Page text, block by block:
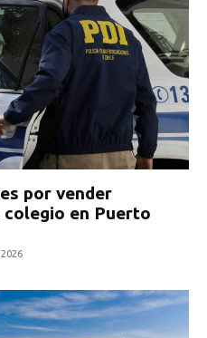
por vender
en Puerto